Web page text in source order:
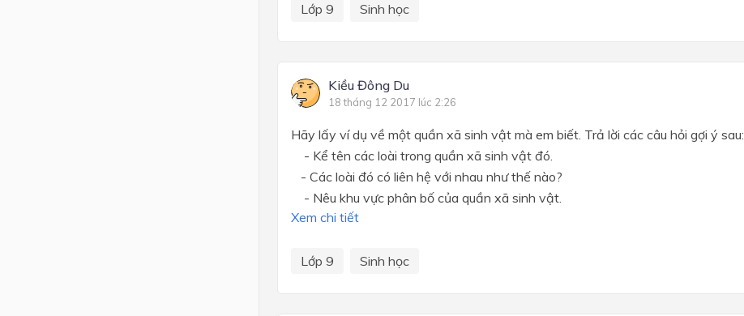
Lớp 9 Sinh học
Kiều Đông Du
18 tháng 12 2017 lúc 2:26
Hãy lấy ví dụ về một quần xã sinh vật mà em biết. Trả lời các câu hỏi gợi ý sau:
- Kể tên các loài trong quần xã sinh vật đó.
- Các loài đó có liên hệ với nhau như thế nào?
- Nêu khu vực phân bố của quần xã sinh vật.
Xem chi tiết
Lớp 9 Sinh học